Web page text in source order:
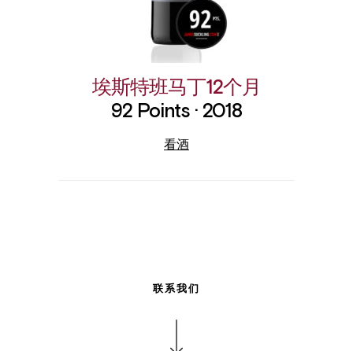
埃斯特班马丁12个月
92 Points · 2018
看酒
联系我们